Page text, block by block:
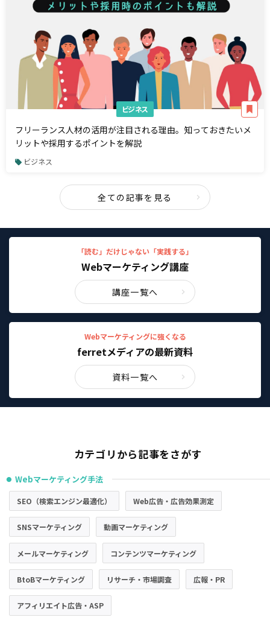
ビジネス
フリーランス人材の活用が注目される理由。知っておきたいメ
リットや採用するポイントを解説
ビジネス
全ての記事を見る
「読む」だけじゃない「実践する」
Webマーケティング講座
講座一覧へ
Webマーケティングに強くなる
ferretメディアの最新資料
資料一覧へ
カテゴリから記事をさがす
● Webマーケティング手法
SEO（検索エンジン最適化） Web広告・広告効果測定
SNSマーケティング 動画マーケティング
メールマーケティング コンテンツマーケティング
BtoBマーケティング リサーチ・市場調査 広報・PR
アフィリエイト広告・ASP